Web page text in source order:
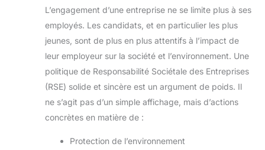
L’engagement d’une entreprise ne se limite plus à ses
employés. Les candidats, et en particulier les plus
jeunes, sont de plus en plus attentifs à l’impact de
leur employeur sur la société et l’environnement. Une
politique de Responsabilité Sociétale des Entreprises
(RSE) solide et sincère est un argument de poids. Il
ne s’agit pas d’un simple affichage, mais d’actions
concrètes en matière de :
Protection de l’environnement